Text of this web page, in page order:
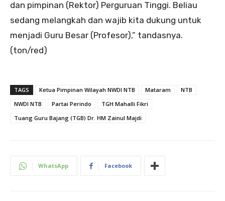
dan pimpinan (Rektor) Perguruan Tinggi. Beliau
sedang melangkah dan wajib kita dukung untuk
menjadi Guru Besar (Profesor),” tandasnya.
(ton/red)
TAGS Ketua Pimpinan Wilayah NWDI NTB Mataram
NTB
NWDI NTB
Partai Perindo
TGH Mahalli Fikri
Tuang Guru Bajang (TGB) Dr. HM Zainul Majdi
WhatsApp Facebook